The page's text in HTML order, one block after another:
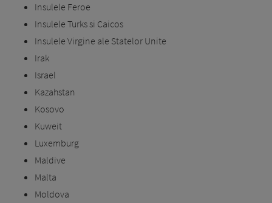
Insulele Feroe
Insulele Turks si Caicos
Insulele Virgine ale Statelor Unite
Irak
Israel
Kazahstan
Kosovo
Kuweit
Luxemburg
Maldive
Malta
Moldova